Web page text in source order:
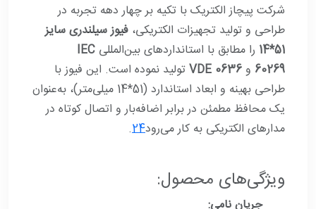
شرکت پیچاز الکتریک با تکیه بر چهار دهه تجربه در
طراحی و تولید تجهیزات الکتریکی، فیوز سیلندری سایز
51*14
را مطابق با استانداردهای بین‌المللی IEC
60269 وVDE 0636تولید نموده است. این فیوز با
طراحی بهینه و ابعاد استاندارد (51*14 میلی‌متر)، به‌عنوان
یک محافظ مطمئن در برابر اضافه‌بار و اتصال کوتاه در
مدارهای الکتریکی به کار می‌رود 24
.
ویژگی‌های محصول:
جریان نامی: